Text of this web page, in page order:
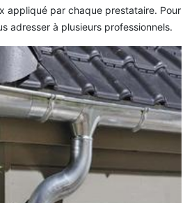
appliqué par chaque prestataire. Pour
adresser à plusieurs professionnels.